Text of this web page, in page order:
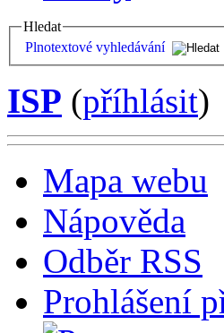
Hledat
Plnotextové vyhledávání
ISP (příhlásit)
Mapa webu
Nápověda
Odběr RSS
Prohlášení